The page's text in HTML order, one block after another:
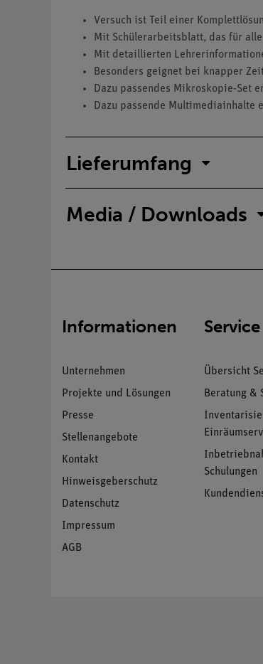
Versuch ist Teil einer
Mit Schülerarbeitsblatt, das für
Mit detaillierten
Besonders geignet bei knapper
Dazu passendes Mikroskopie-Set
Dazu passende
Lieferumfang
Media / Downloads
Informationen
Unternehmen
Projekte und Lösungen
Presse
Stellenangebote
Kontakt
Hinweisgeberschutz
Datenschutz
Impressum
AGB
Service
Übersicht
Beratung &
Schulungen